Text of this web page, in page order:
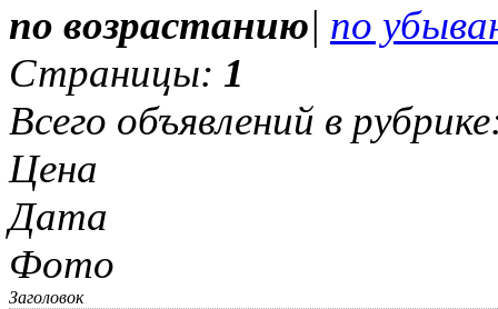
по возрастанию| по
Страницы: 1
Всего объявлений в
Цена
Дата
Фото
Заголовок